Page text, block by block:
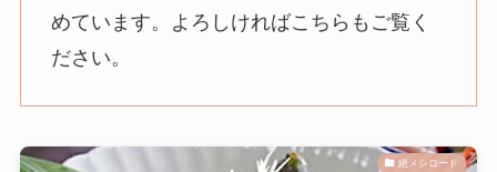
めています。よろしければこちらもご覧く
ださい。
絶メシロード